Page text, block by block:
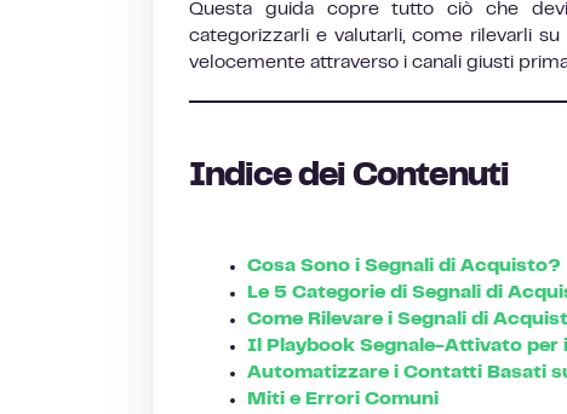
Questa guida copre tutto ciò che
categorizzarli e valutarli, come rilevarli
velocemente attraverso i canali giusti
Indice dei Contenuti
Cosa Sono i Segnali di Acquisto?
Le 5 Categorie di Segnali di
Come Rilevare i Segnali di
Il Playbook Segnale-Attivato per
Automatizzare i Contatti Basati
Miti e Errori Comuni